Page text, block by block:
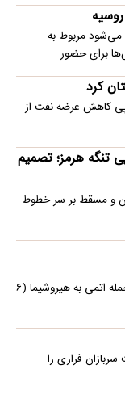
می‌شود مربوط به
برای حضور…
کرد
پی کاهش عرضه نفت از
تنگه هرمز؛ تصمیم
و مسقط بر سر خطوط
سفیر ایران در توکیو، در مراسم یادبود کشته‌شدگان حمله اتمی به هیروشیما (۶
فراری را